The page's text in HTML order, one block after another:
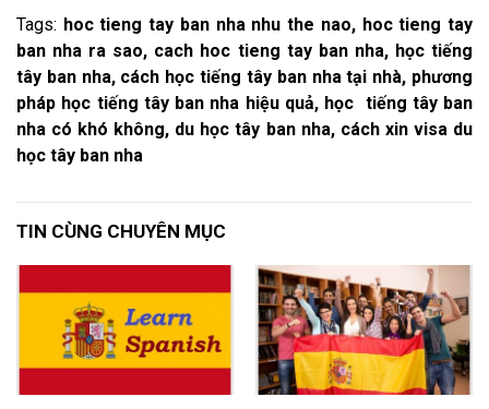
Tags: hoc tieng tay ban nha nhu the nao, hoc tieng tay
ban nha ra sao, cach hoc tieng tay ban nha, học tiếng
tây ban nha, cách học tiếng tây ban nha tại nhà, phương
pháp học tiếng tây ban nha hiệu quả, học tiếng tây ban
nha có khó không, du học tây ban nha, cách xin visa du
học tây ban nha
TIN CÙNG CHUYÊN MỤC